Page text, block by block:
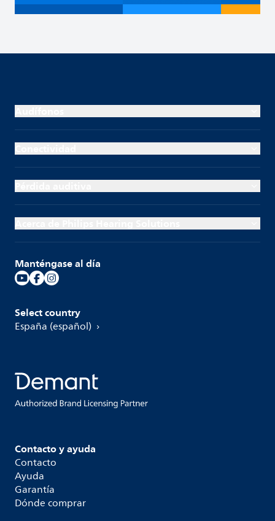
Contacto y ayuda
Contacto
Ayuda
Garantía
Dónde comprar
Manténgase al día
Select country
España (español)